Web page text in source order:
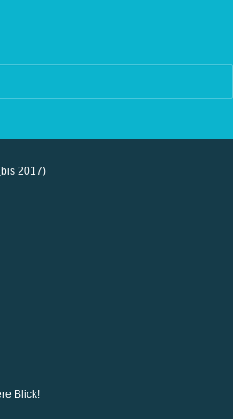
2017)
Blick!